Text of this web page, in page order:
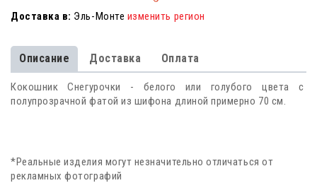
Доставка в: Эль-Монте изменить регион
Описание Доставка Оплата
Кокошник Снегурочки - белого или голубого цвета с
полупрозрачной фатой из шифона длиной примерно 70 см.
*Реальные изделия могут незначительно отличаться от
рекламных фотографий